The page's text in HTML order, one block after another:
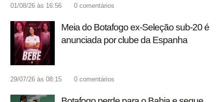
01/08/26 às 16:56 0 comentários
Meia do Botafogo ex-Seleção sub-20 é
anunciada por clube da Espanha
29/07/26 às 08:15 0 comentários